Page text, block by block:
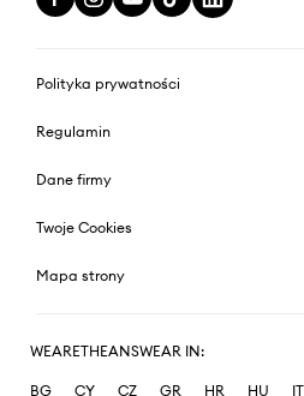
Polityka prywatności
Regulamin
Dane firmy
Twoje Cookies
Mapa strony
WEARETHEANSWEAR IN:
BG CY CZ GR HR HU IT